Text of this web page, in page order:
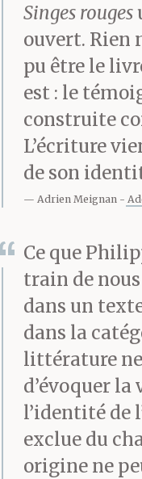
Singes rouges
ouvert. Rien
pu être le
est : le
construite
L’écriture
de son
Adrien Meignan
Ce que
train de
dans un
dans la
littérature ne
d’évoquer
l’identité de
exclue du
origine ne